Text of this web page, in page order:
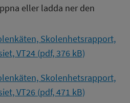
eller ladda ner den
Skolenhetsrapport,
VT24 (pdf, 376 kB)
Skolenhetsrapport,
VT26 (pdf, 471 kB)